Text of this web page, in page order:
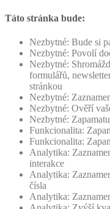
Táto stránka bude:
Nezbytné: Bude si
Nezbytné: Povolí
Nezbytné:
formulářů,
stránkou
Nezbytné:
Nezbytné: Ověří
Nezbytné:
Funkcionalita:
Funkcionalita:
Analytika:
interakce
Analytika:
čísla
Analytika: